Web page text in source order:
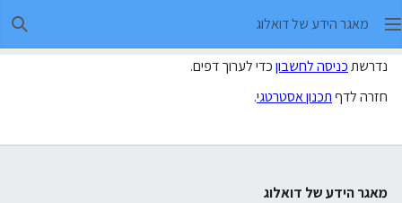
מאגר הידע של דואלוג
נדרשתכניסה לחשבוןכדי לערוך דפים.
חזרה לדףתכנון אסטרטגי.
מאגר הידע של דואלוג